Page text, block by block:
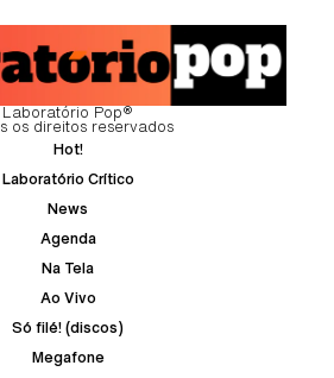
Laboratório Pop®
os direitos reservados
Hot!
Laboratório Crítico
News
Agenda
Na Tela
Ao Vivo
Só filé! (discos)
Megafone